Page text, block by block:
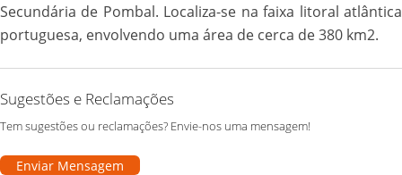
Secundária de Pombal. Localiza-se na faixa litoral atlântica
portuguesa, envolvendo uma área de cerca de 380 km2.
Sugestões e Reclamações
Tem sugestões ou reclamações? Envie-nos uma mensagem!
Enviar Mensagem